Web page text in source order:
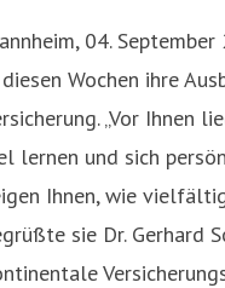
04.
Wochen ihre
„Vor Ihnen
lernen und sich
Ihnen, wie
sie Dr. Gerhard